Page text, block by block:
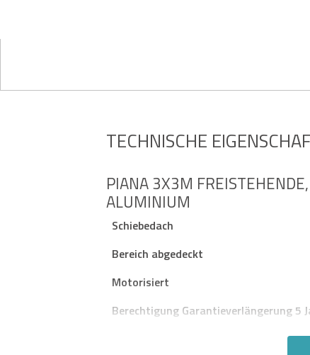
TECHNISCHE
PIANA 3X3M FREISTEHENDE,
LUMINIUM
Schiebedach
Bereich abgedeckt
Motorisiert
Berechtigung Garantieverlängerung 5